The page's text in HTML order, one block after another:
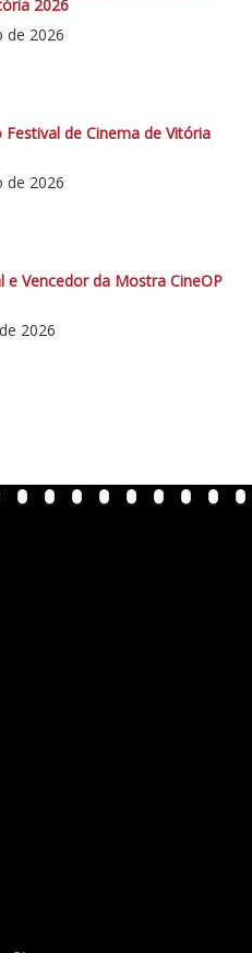
2026
de 2026
Festival de Cinema de Vitória
de 2026
e Vencedor da Mostra CineOP
2026